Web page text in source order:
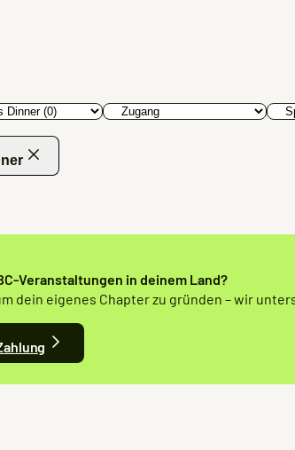
Veranstaltungen in deinem Land?
dein eigenes Chapter zu gründen – wir